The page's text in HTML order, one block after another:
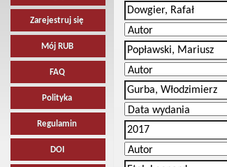
Zarejestruj się
Mój RUB
FAQ
Polityka
Regulamin
DOI